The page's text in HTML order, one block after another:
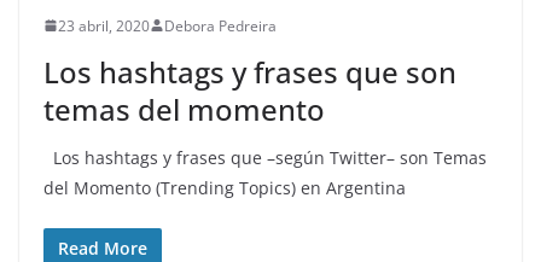
23 abril, 2020 Debora Pedreira
Los hashtags y frases que son
temas del momento
Los hashtags y frases que –según Twitter– son Temas
del Momento (Trending Topics) en Argentina
Read More